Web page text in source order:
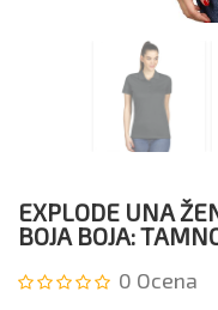
EXPLODE UNA
BOJA BOJA:
0 Ocena